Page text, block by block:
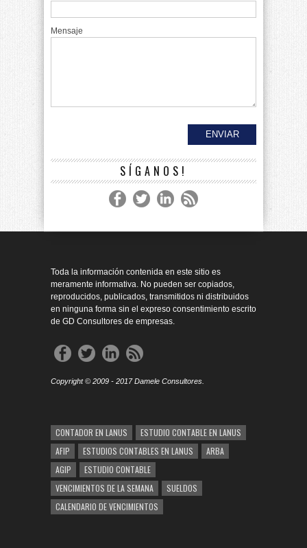
Mensaje
SÍGANOS!
Toda la información contenida en este sitio es
meramente informativa. No pueden ser copiados,
reproducidos, publicados, transmitidos ni distribuidos
en ninguna forma sin el expreso consentimiento escrito
de GD Consultores de empresas.
Copyright © 2009 - 2017 Damele Consultores.
CONTADOR EN LANUS
ESTUDIO CONTABLE EN LANUS
AFIP
ESTUDIOS CONTABLES EN LANUS
ARBA
AGIP
ESTUDIO CONTABLE
VENCIMIENTOS DE LA SEMANA
SUELDOS
CALENDARIO DE VENCIMIENTOS